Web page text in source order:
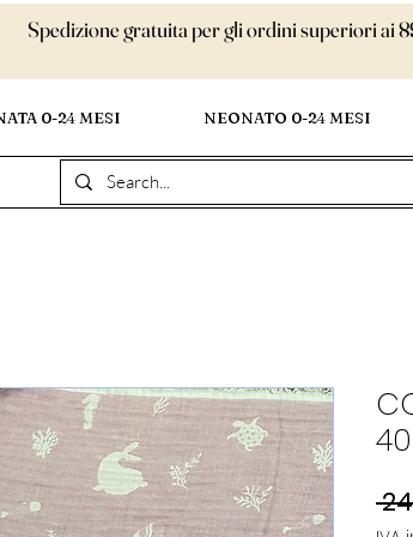
Spedizione gratuita per gli ordini superiori ai
0-24 MESI NEONATO 0-24 MESI